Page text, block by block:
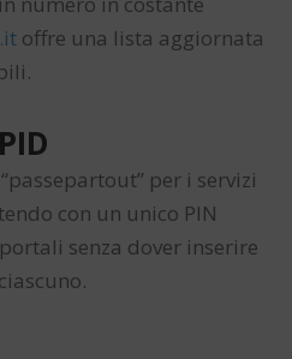
offre una lista aggiornata
per i servizi
con un unico PIN
senza dover inserire